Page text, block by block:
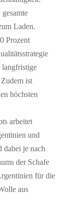
Laden.
Prozent
langfristige
ist
höchsten
arbeitet
und
dabei je nach
der Schafe
für die
aus